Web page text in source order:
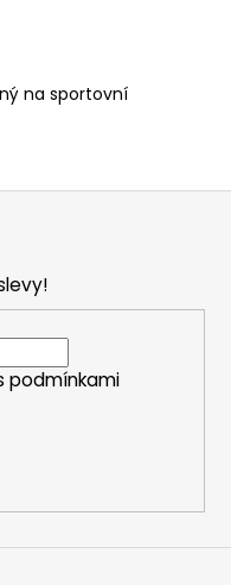
na sportovní
podmínkami